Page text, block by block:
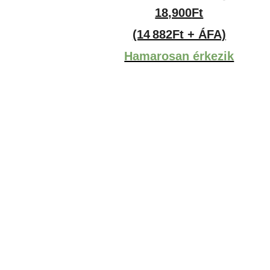
18,900Ft
(14 882Ft + ÁFA)
Hamarosan érkezik